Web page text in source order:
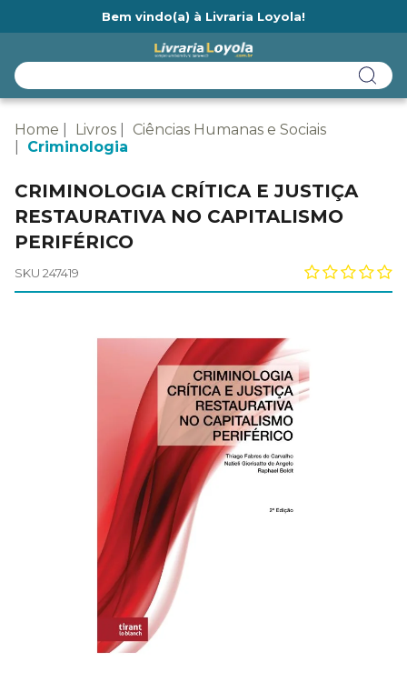
Bem vindo(a) à Livraria Loyola!
Home Livros
Ciências Humanas e Sociais
Criminologia
CRIMINOLOGIA CRÍTICA E JUSTIÇA
RESTAURATIVA NO CAPITALISMO
PERIFÉRICO
SKU 247419